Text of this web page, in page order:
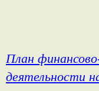
План
деятельности